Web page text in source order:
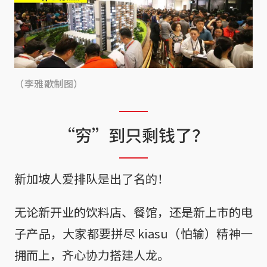
（李雅歌制图）
“穷”到只剩钱了？
新加坡人爱排队是出了名的！
无论新开业的饮料店、餐馆，还是新上市的电
子产品，大家都要拼尽 kiasu（怕输）精神一
拥而上，齐心协力搭建人龙。